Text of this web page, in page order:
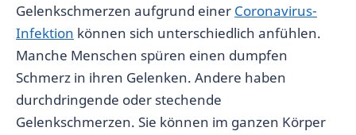
Gelenkschmerzen aufgrund einer Coronavirus-
Infektion können sich unterschiedlich anfühlen.
Manche Menschen spüren einen dumpfen
Schmerz in ihren Gelenken. Andere haben
durchdringende oder stechende
Gelenkschmerzen. Sie können im ganzen Körper